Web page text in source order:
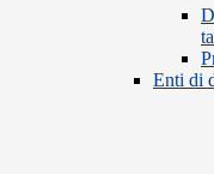
Enti di